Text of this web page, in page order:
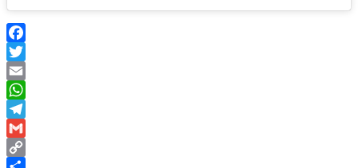
Facebook
Twitter
Email
WhatsApp
Telegram
Gmail